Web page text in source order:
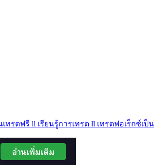
ทรดฟรี ll เรียนรู้การเทรด ll เทรดฟอเร็กซ์เป็